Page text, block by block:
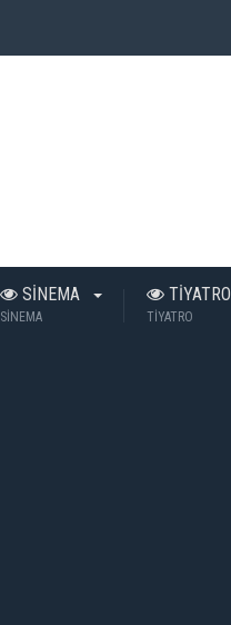
SİNEMA
SİNEMA
TİYATRO
TİYATRO